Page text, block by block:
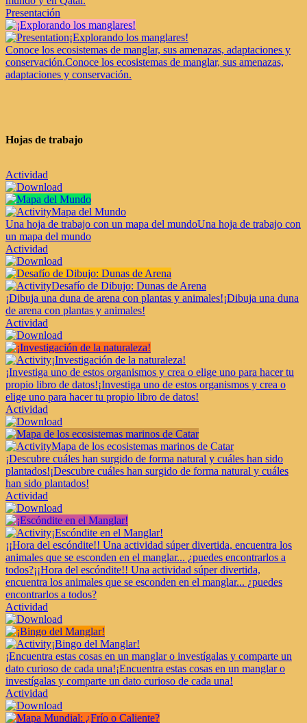
Presentación
¡Explorando los manglares!
Conoce los ecosistemas de manglar, sus amenazas, adaptaciones y
conservación.Conoce los ecosistemas de manglar, sus amenazas,
adaptaciones y conservación.
Hojas de trabajo
Actividad
Mapa del Mundo
Una hoja de trabajo con un mapa del mundoUna hoja de trabajo con
un mapa del mundo
Actividad
Desafío de Dibujo: Dunas de Arena
¡Dibuja una duna de arena con plantas y animales!¡Dibuja una duna
de arena con plantas y animales!
Actividad
¡Investigación de la naturaleza!
¡Investiga uno de estos organismos y crea o elige uno para hacer tu
propio libro de datos!¡Investiga uno de estos organismos y crea o
elige uno para hacer tu propio libro de datos!
Actividad
Mapa de los ecosistemas marinos de Catar
¡Descubre cuáles han surgido de forma natural y cuáles han sido
plantados!¡Descubre cuáles han surgido de forma natural y cuáles
han sido plantados!
Actividad
¡Escóndite en el Manglar!
¡¡Hora del escóndite!! Una actividad súper divertida, encuentra los
animales que se esconden en el manglar... ¿puedes encontrarlos a
todos?¡¡Hora del escóndite!! Una actividad súper divertida,
encuentra los animales que se esconden en el manglar... ¿puedes
encontrarlos a todos?
Actividad
¡Bingo del Manglar!
¡Encuentra estas cosas en un manglar o investígalas y comparte un
dato curioso de cada una!¡Encuentra estas cosas en un manglar o
investígalas y comparte un dato curioso de cada una!
Actividad